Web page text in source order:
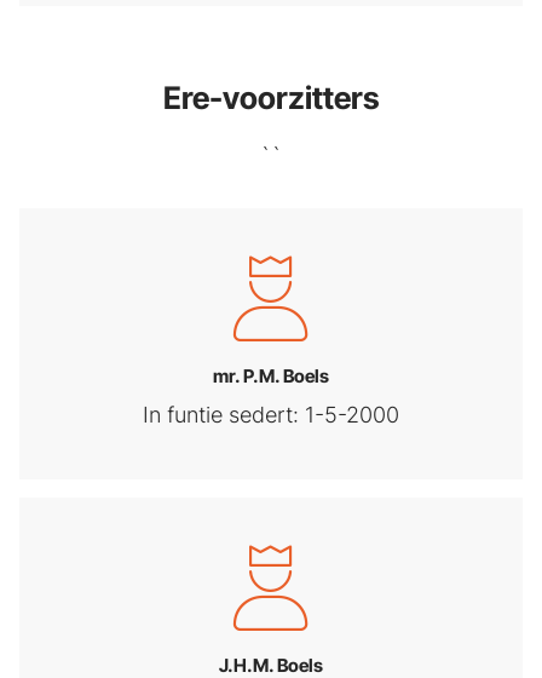
Ere-voorzitters
``
mr. P.M. Boels
In funtie sedert: 1-5-2000
J.H.M. Boels